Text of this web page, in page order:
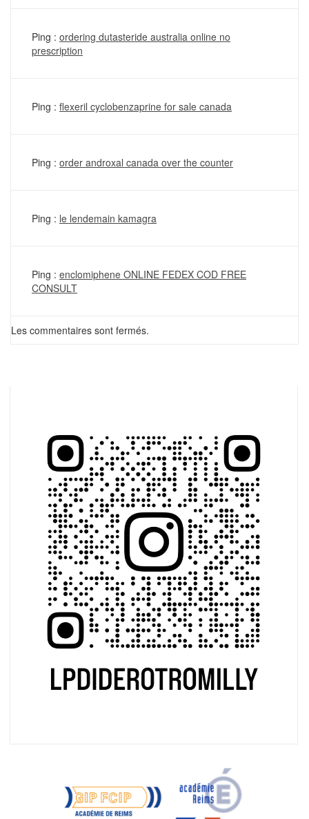
Ping : ordering dutasteride australia online no
prescription
Ping : flexeril cyclobenzaprine for sale canada
Ping : order androxal canada over the counter
Ping : le lendemain kamagra
Ping : enclomiphene ONLINE FEDEX COD FREE
CONSULT
Les commentaires sont fermés.